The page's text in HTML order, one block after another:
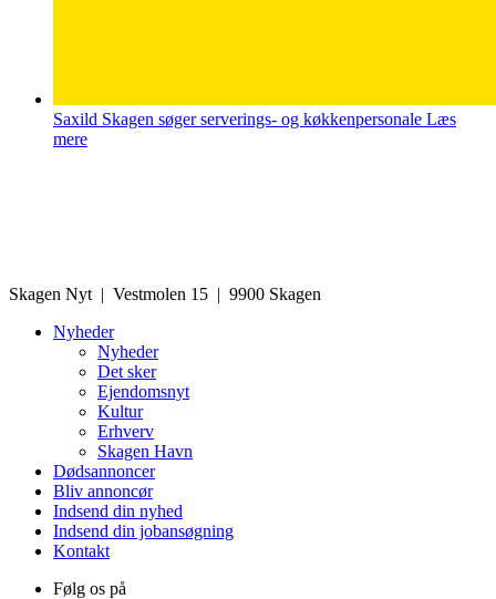
Saxild Skagen søger serverings- og køkkenpersonale Læs
mere
Skagen Nyt | Vestmolen 15 | 9900 Skagen
Nyheder
Nyheder
Det sker
Ejendomsnyt
Kultur
Erhverv
Skagen Havn
Dødsannoncer
Bliv annoncør
Indsend din nyhed
Indsend din jobansøgning
Kontakt
Følg os på